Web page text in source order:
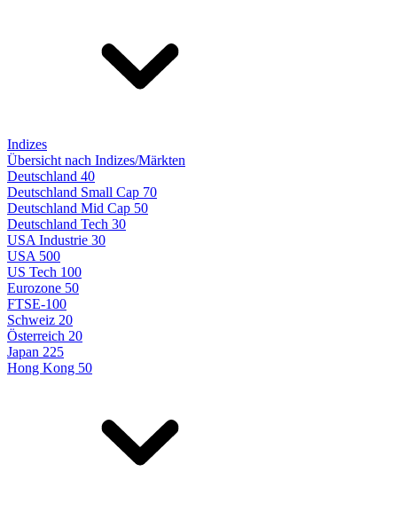
Indizes
Übersicht nach Indizes/Märkten
Deutschland 40
Deutschland Small Cap 70
Deutschland Mid Cap 50
Deutschland Tech 30
USA Industrie 30
USA 500
US Tech 100
Eurozone 50
FTSE-100
Schweiz 20
Österreich 20
Japan 225
Hong Kong 50